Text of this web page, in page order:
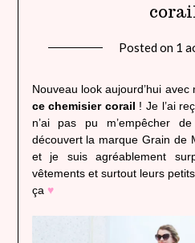
Posted on 1
Nouveau look aujourd’hui
ce chemisier corail ! Je l’ai
n’ai pas pu m’empêcher
découvert la marque Grain de
et je suis agréablement
vêtements et surtout leurs
ça ♥